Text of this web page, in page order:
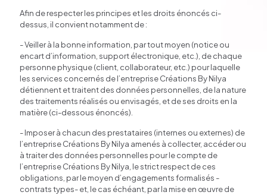
Afin de respecter les principes et les droits énoncés ci-
dessus, il convient notamment de :
- Veiller à la bonne information, par tout moyen (notice ou
encart d’information, support électronique, etc.), de chaque
personne physique (client, collaborateur, etc.) pour laquelle
les services concernés de l’entreprise Créations By Nilya
détiennent et traitent des données personnelles, de la nature
des traitements réalisés ou envisagés, et de ses droits en la
matière (ci-dessous énoncés).
- Imposer à chacun des prestataires (internes ou externes) de
l’entreprise Créations By Nilya amenés à collecter, accéder ou
à traiter des données personnelles pour le compte de
l’entreprise Créations By Nilya, le strict respect de ces
obligations, par le moyen d’engagements formalisés -
contrats types- et, le cas échéant, par la mise en œuvre de